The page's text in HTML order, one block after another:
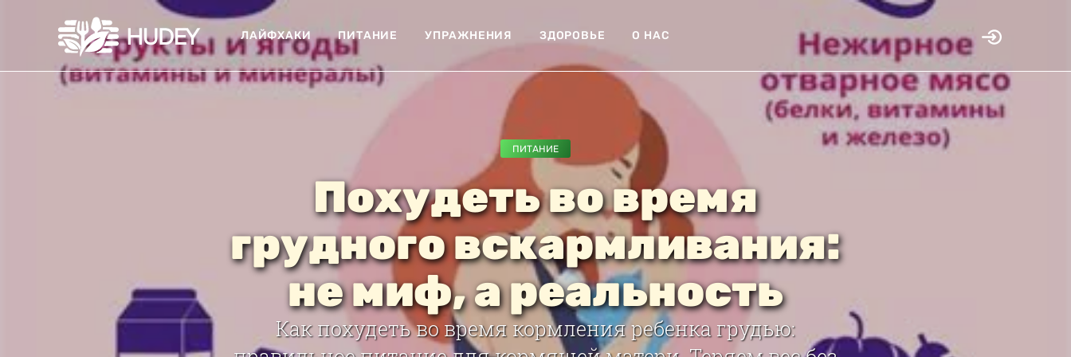
ЛАЙФХАКИ ПИТАНИЕ УПРАЖНЕНИЯ ЗДОРОВЬЕ О НАС
ПИТАНИЕ
Похудеть во время
грудного вскармливания:
не миф, а реальность
Как похудеть во время кормления ребенка грудью: